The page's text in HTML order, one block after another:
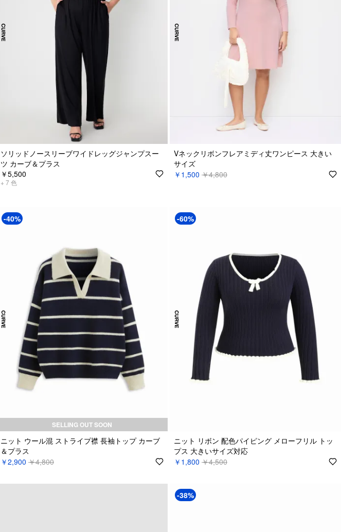
ソリッドノースリーブワイドレッグジャンプスー
ツ カーブ＆プラス
￥5,500
+ 7色
Vネックリボンフレアミディ丈ワンピース 大きい
サイズ
￥1,500 ￥4,800
-40%
SELLING OUT SOON
ニット ウール混 ストライプ襟 長袖トップ カーブ
＆プラス
￥2,900 ￥4,800
-60%
ニット リボン 配色パイピング メローフリル トッ
プス 大きいサイズ対応
￥1,800 ￥4,500
-38%